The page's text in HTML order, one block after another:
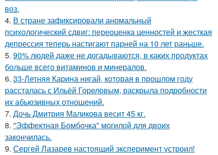
воз.
4. В стране зафиксировали аномальный
психологический сдвиг: переоценка ценностей и жесткая
депрессия теперь настигают парней на 10 лет раньше.
5. 90% людей даже не догадываются, в каких продуктах
больше всего витаминов и минералов.
6. 33-Летняя Карина нигай, которая в прошлом году
рассталась с Ильёй Гореловым, раскрыла подробности
их абьюзивных отношений.
7. Дочь Дмитрия Маликова весит 45 кг.
8. "Эффектная Бомбочка" могилой для двоих
закончилась.
9. Сергей Лазарев настоящий эксперимент устроил!